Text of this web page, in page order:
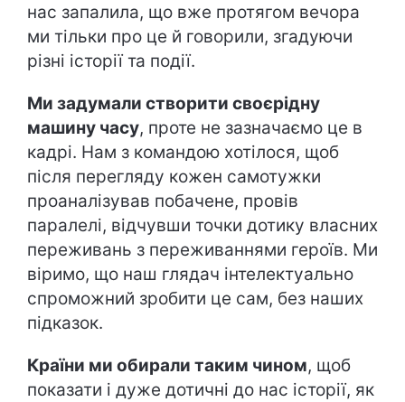
нас запалила, що вже протягом вечора
ми тільки про це й говорили, згадуючи
різні історії та події.
Ми задумали створити своєрідну
машину часу, проте не зазначаємо це в
кадрі. Нам з командою хотілося, щоб
після перегляду кожен самотужки
проаналізував побачене, провів
паралелі, відчувши точки дотику власних
переживань з переживаннями героїв. Ми
віримо, що наш глядач інтелектуально
спроможний зробити це сам, без наших
підказок.
Країни ми обирали таким чином, щоб
показати і дуже дотичні до нас історії, як